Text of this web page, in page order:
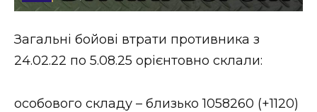
Стиль життя
Втрачений Ужгород
Загальні бойові втрати противника з
24.02.22 по 5.08.25 орієнтовно склали:
особового складу – близько 1058260 (+1120)